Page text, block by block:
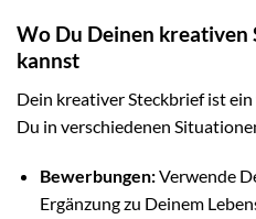
Wo Du Deinen kreativen
kannst
Dein kreativer Steckbrief ist
Du in verschiedenen
Bewerbungen:Verwende
Ergänzung zu Deinem